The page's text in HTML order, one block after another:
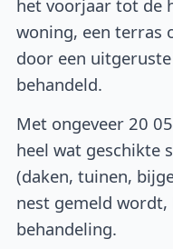
het voorjaar tot de
woning, een terras
door een
behandeld.
Met ongeveer 20
heel wat geschikte
(daken, tuinen,
nest gemeld
behandeling.